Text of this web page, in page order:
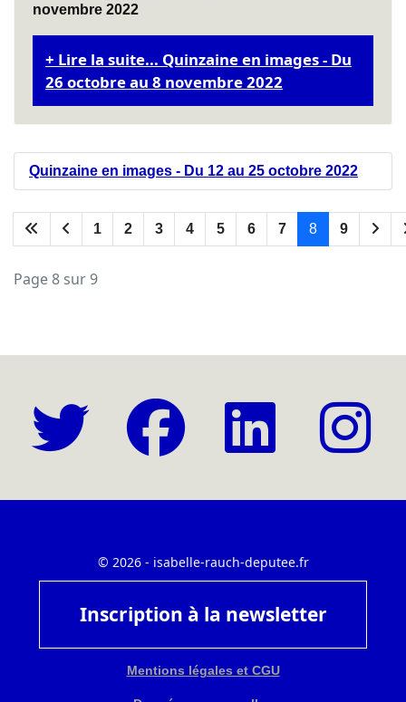
novembre 2022
Lire la suite... Quinzaine en images - Du
26 octobre au 8 novembre 2022
Quinzaine en images - Du 12 au 25 octobre 2022
1 2 3 4 5 6 7 8 9
Page 8 sur 9
© 2026 - isabelle-rauch-deputee.fr
Inscription à la newsletter
Mentions légales et CGU